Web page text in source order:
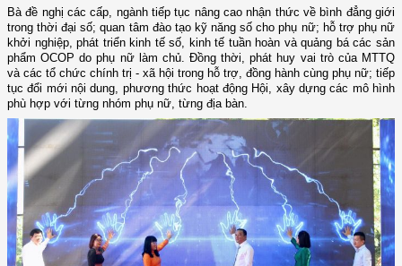
Bà đề nghị các cấp, ngành tiếp tục nâng cao nhận thức về bình đẳng giới
trong thời đại số; quan tâm đào tạo kỹ năng số cho phụ nữ; hỗ trợ phụ nữ
khởi nghiệp, phát triển kinh tế số, kinh tế tuần hoàn và quảng bá các sản
phẩm OCOP do phụ nữ làm chủ. Đồng thời, phát huy vai trò của MTTQ
và các tổ chức chính trị - xã hội trong hỗ trợ, đồng hành cùng phụ nữ; tiếp
tục đổi mới nội dung, phương thức hoạt động Hội, xây dựng các mô hình
phù hợp với từng nhóm phụ nữ, từng địa bàn.